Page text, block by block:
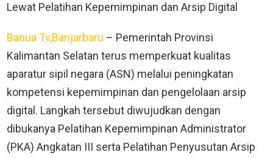
Lewat Pelatihan Kepemimpinan dan Arsip Digital
Banua Tv,Banjarbaru – Pemerintah Provinsi
Kalimantan Selatan terus memperkuat kualitas
aparatur sipil negara (ASN) melalui peningkatan
kompetensi kepemimpinan dan pengelolaan arsip
digital. Langkah tersebut diwujudkan dengan
dibukanya Pelatihan Kepemimpinan Administrator
(PKA) Angkatan III serta Pelatihan Penyusutan Arsip